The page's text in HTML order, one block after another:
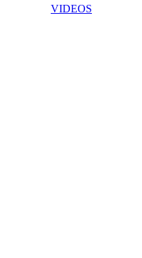
VIDEOS